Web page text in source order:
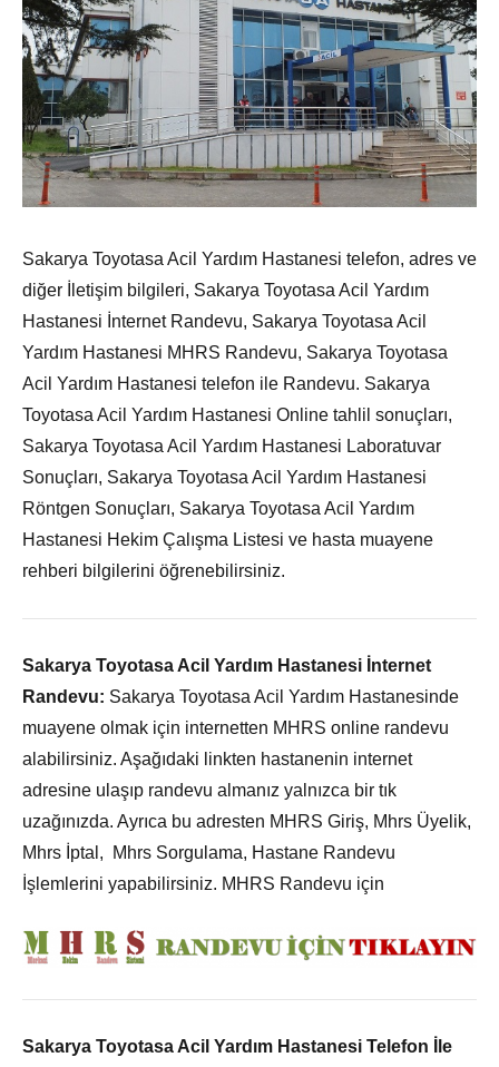
Sakarya Toyotasa Acil Yardım Hastanesi telefon, adres ve
diğer İletişim bilgileri, Sakarya Toyotasa Acil Yardım
Hastanesi İnternet Randevu, Sakarya Toyotasa Acil
Yardım Hastanesi MHRS Randevu, Sakarya Toyotasa
Acil Yardım Hastanesi telefon ile Randevu. Sakarya
Toyotasa Acil Yardım Hastanesi Online tahlil sonuçları,
Sakarya Toyotasa Acil Yardım Hastanesi Laboratuvar
Sonuçları, Sakarya Toyotasa Acil Yardım Hastanesi
Röntgen Sonuçları, Sakarya Toyotasa Acil Yardım
Hastanesi Hekim Çalışma Listesi ve hasta muayene
rehberi bilgilerini öğrenebilirsiniz.
Sakarya Toyotasa Acil Yardım Hastanesi İnternet
Randevu: Sakarya Toyotasa Acil Yardım Hastanesinde
muayene olmak için internetten MHRS online randevu
alabilirsiniz. Aşağıdaki linkten hastanenin internet
adresine ulaşıp randevu almanız yalnızca bir tık
uzağınızda. Ayrıca bu adresten MHRS Giriş, Mhrs Üyelik,
Mhrs İptal, Mhrs Sorgulama, Hastane Randevu
İşlemlerini yapabilirsiniz. MHRS Randevu için
Sakarya Toyotasa Acil Yardım Hastanesi Telefon İle